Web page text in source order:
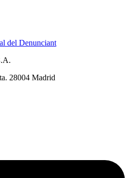
del Denunciant
28004 Madrid